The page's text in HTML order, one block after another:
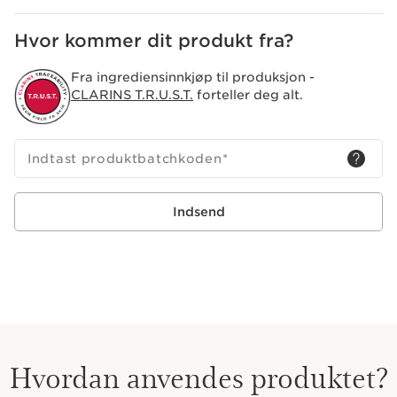
Hvor kommer dit produkt fra?
Fra ingrediensinnkjøp til produksjon -
CLARINS T.R.U.S.T. forteller deg alt.
Indtast produktbatchkoden*
Indsend
Hvordan anvendes produktet?